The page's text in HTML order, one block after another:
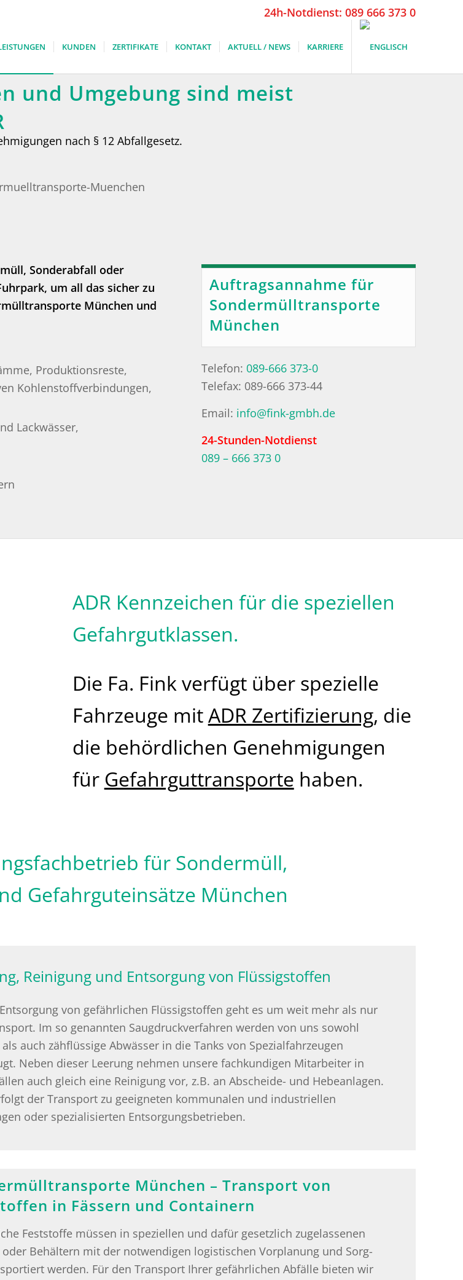
24h-Notdienst: 089 666 373 0
KUNDEN ZERTIFIKATE KONTAKT AKTUELL / NEWS KARRIERE
und Umgebung sind meist
nach § 12 Abfallgesetz.
Sonderabfall oder
um all das sicher zu
München und
Produktionsreste,
Kohlenstoffverbindungen,
Lackwässer,
Auftragsannahme für
Sondermülltransporte
München
Telefon: 089-666 373-0
Telefax: 089-666 373-44
Email: info@fink-gmbh.de
24-Stunden-Notdienst
089 – 666 373 0
ADR Kennzeichen für die speziellen
Gefahrgutklassen.
Die Fa. Fink verfügt über spezielle
Fahrzeuge mitADR Zertifizierung, die
die behördlichen Genehmigungen
für Gefahrguttransporte haben.
für Sondermüll,
Gefahrguteinsätze München
Reinigung und Entsorgung von Flüssigstoffen
von gefährlichen Flüssigstoffen geht es um weit mehr als nur
Im so genannten Saugdruckverfahren werden von uns sowohl
auch zähflüssige Abwässer in die Tanks von Spezialfahrzeugen
Neben dieser Leerung nehmen unsere fachkundigen Mitarbeiter in
auch gleich eine Reinigung vor, z.B. an Abscheide- und Hebeanlagen.
der Transport zu geeigneten kommunalen und industriellen
oder spezialisierten Entsorgungsbetrieben.
München – Transport von
in Fässern und Containern
Fest­stof­fe müs­sen in spe­zi­el­len und dafür ge­setz­lich zu­ge­las­se­nen
oder Be­häl­tern mit der not­wen­di­gen lo­gis­ti­schen Vor­pla­nung und Sorg­
wer­den. Für den Trans­port Ihrer ge­fähr­li­chen Ab­fäl­le bie­ten wir